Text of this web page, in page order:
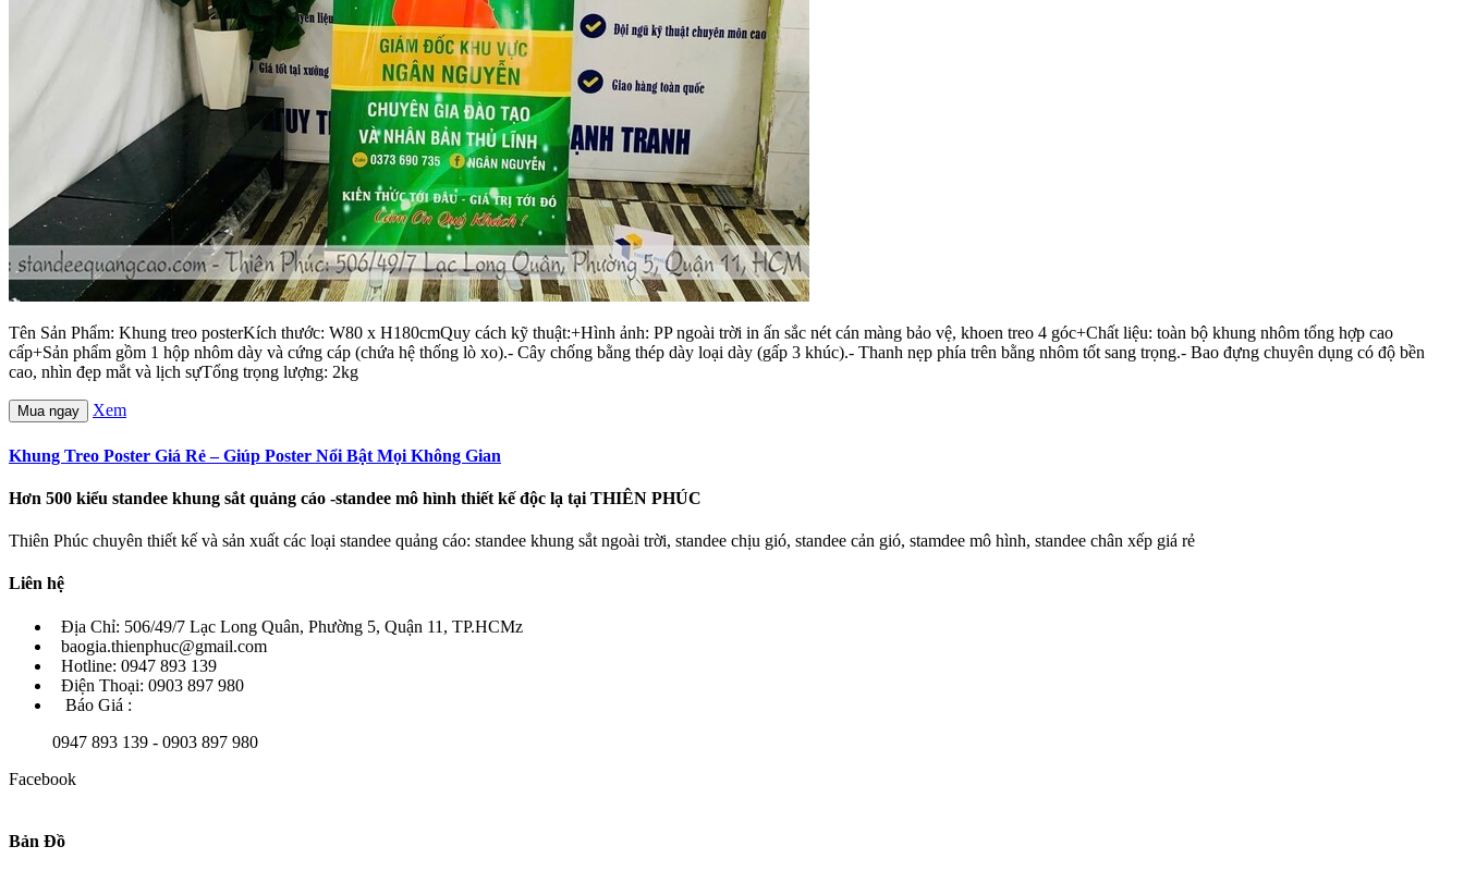
Tên Sản Phẩm: Khung treo posterKích thước: W80 x H180cmQuy cách kỹ thuật:+Hình ảnh: PP ngoài trời in ấn sắc nét cán màng bảo vệ, khoen treo 4 góc+Chất liệu: toàn bộ khung nhôm tổng hợp cao
cấp+Sản phẩm gồm 1 hộp nhôm dày và cứng cáp (chứa hệ thống lò xo).- Cây chống bằng thép dày loại dày (gấp 3 khúc).- Thanh nẹp phía trên bằng nhôm tốt sang trọng.- Bao đựng chuyên dụng có độ bền
cao, nhìn đẹp mắt và lịch sựTổng trọng lượng: 2kg
Mua ngay Xem
Khung Treo Poster Giá Rẻ – Giúp Poster Nổi Bật Mọi Không Gian
Hơn 500 kiểu standee khung sắt quảng cáo -standee mô hình thiết kế độc lạ tại THIÊN PHÚC
Thiên Phúc chuyên thiết kế và sản xuất các loại standee quảng cáo: standee khung sắt ngoài trời, standee chịu gió, standee cản gió, stamdee mô hình, standee chân xếp giá rẻ
Liên hệ
Địa Chỉ: 506/49/7 Lạc Long Quân, Phường 5, Quận 11, TP.HCMz
baogia.thienphuc@gmail.com
Hotline: 0947 893 139
Điện Thoại: 0903 897 980
Báo Giá :
0947 893 139 - 0903 897 980
Facebook
Bản Đồ